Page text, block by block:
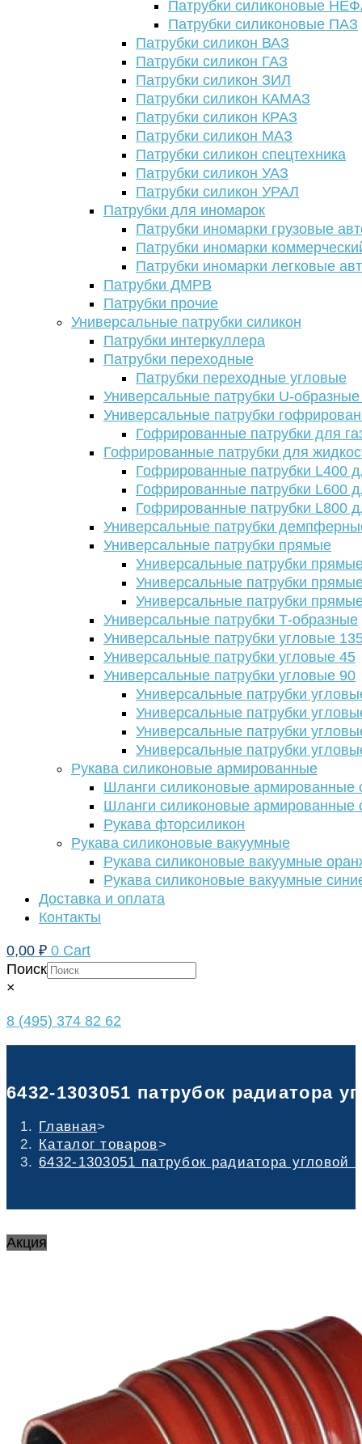
Патрубки силиконовые
Патрубки силиконовые ПАЗ
Патрубки силикон ВАЗ
Патрубки силикон ГАЗ
Патрубки силикон ЗИЛ
Патрубки силикон КАМАЗ
Патрубки силикон КРАЗ
Патрубки силикон МАЗ
Патрубки силикон спецтехника
Патрубки силикон УАЗ
Патрубки силикон УРАЛ
Патрубки для иномарок
Патрубки иномарки грузовые
Патрубки иномарки
Патрубки иномарки легковые
Патрубки ДМРВ
Патрубки прочие
Универсальные патрубки силикон
Патрубки интеркуллера
Патрубки переходные
Патрубки переходные угловые
Универсальные патрубки U-
Универсальные патрубки
Гофрированные патрубки для
Гофрированные патрубки для
Гофрированные патрубки L400
Гофрированные патрубки L600
Гофрированные патрубки L800
Универсальные патрубки
Универсальные патрубки прямые
Универсальные патрубки
Универсальные патрубки
Универсальные патрубки
Универсальные патрубки Т-образные
Универсальные патрубки угловые
Универсальные патрубки угловые 45
Универсальные патрубки угловые 90
Универсальные патрубки
Универсальные патрубки
Универсальные патрубки
Универсальные патрубки
Рукава силиконовые армированные
Шланги силиконовые армированные
Шланги силиконовые армированные
Рукава фторсиликон
Рукава силиконовые вакуумные
Рукава силиконовые вакуумные
Рукава силиконовые вакуумные
Доставка и оплата
Контакты
0,00 ₽ 0 Cart
Поиск
×
8 (495) 374 82 62
6432-1303051 патрубок радиатора
Главная>
Каталог товаров>
6432-1303051 патрубок радиатора
Акция